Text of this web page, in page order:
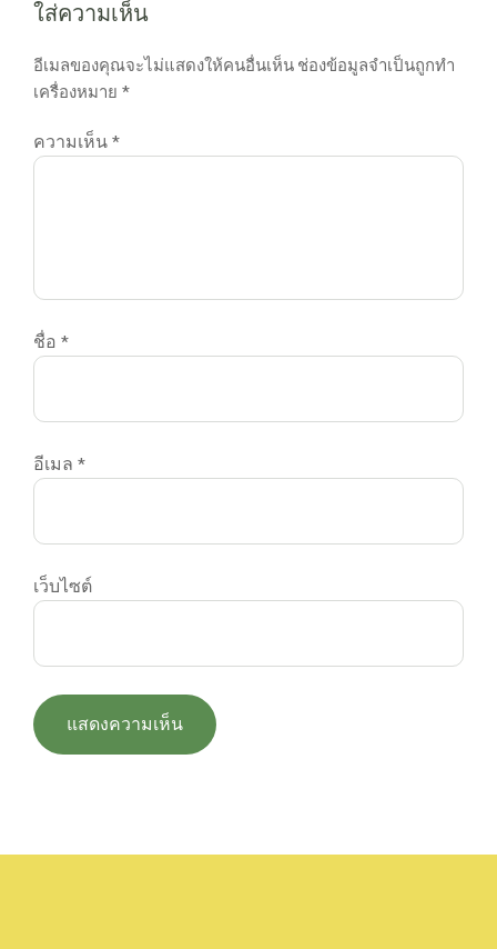
ใส่ความเห็น
อีเมลของคุณจะไม่แสดงให้คนอื่นเห็น ช่องข้อมูลจำเป็นถูกทำ
เครื่องหมาย *
ความเห็น *
ชื่อ *
อีเมล *
เว็บไซต์